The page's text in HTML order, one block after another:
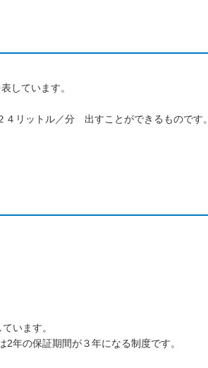
しています。
リットル／分 出すことができるものです。
います。
年の保証期間が３年になる制度です。